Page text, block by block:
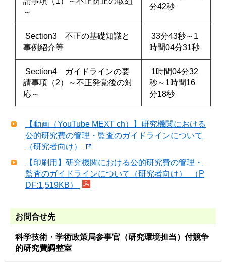
～
分42秒
Section3 不正の基礎知識と
事例紹介等
33分43秒～1
時間04分31秒
Section4 ガイドラインの要
請事項（2）～不正発覚後の対
応～
1時間04分32
秒～1時間16
分18秒
【動画（YouTube MEXT ch）】研究機関における
公的研究費の管理・監査のガイドラインについて
（研究者向け）
【印刷用】研究機関における公的研究費の管理・
監査のガイドラインについて（研究者向け） （P
DF:1,519KB）
お問合せ先
科学技術・学術政策局参事官（研究環境担当）付競争
的研究費調整室